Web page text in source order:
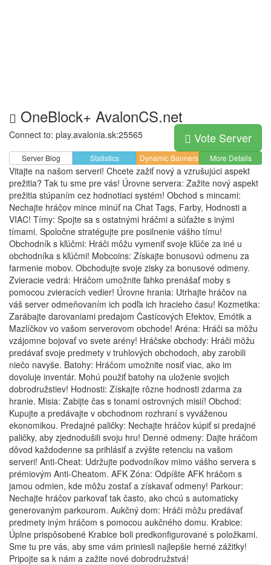
OneBlock+ AvalonCS.net
Vote Server
Connect to: play.avalonia.sk:25565
Server Blog Statistics Dynamic Banners More Details
Vitajte na našom serveri! Chcete zažiť nový a vzrušujúci aspekt
prežitia? Tak tu sme pre vás! Úrovne servera: Zažite nový aspekt
prežitia stúpaním cez hodnotiaci systém! Obchod s mincami:
Nechajte hráčov mince minúť na Chat Tags, Farby, Hodnosti a
VIAC! Tímy: Spojte sa s ostatnými hráčmi a súťažte s inými
tímami. Spoločne stratégujte pre posilnenie vášho tímu!
Obchodník s kľúčmi: Hráči môžu vymeniť svoje kľúče za iné u
obchodníka s kľúčmi! Mobcoins: Získajte bonusovú odmenu za
farmenie mobov. Obchodujte svoje zisky za bonusové odmeny.
Zvieracie vedrá: Hráčom umožnite ľahko prenášať moby s
pomocou zvieracích vedier! Úrovne hrania: Utrhajte hráčov na
váš server odmeňovaním ich podľa ich hracieho času! Kozmetika:
Zarábajte darovaniami predajom Častícových Efektov, Emótik a
Mazlíčkov vo vašom serverovom obchode! Aréna: Hráči sa môžu
vzájomne bojovať vo svete arény! Hráčske obchody: Hráči môžu
predávať svoje predmety v truhlových obchodoch, aby zarobili
niečo navyše. Batohy: Hráčom umožnite nosiť viac, ako im
dovoluje inventár. Mohú použiť batohy na uloženie svojich
dobrodružstiev! Hodnosti: Získajte rôzne hodnosti zdarma za
hranie. Misia: Zabijte čas s tonami ostrovných misií! Obchod:
Kupujte a predávajte v obchodnom rozhraní s vyváženou
ekonomikou. Predajné paličky: Nechajte hráčov kúpiť si predajné
paličky, aby zjednodušili svoju hru! Denné odmeny: Dajte hráčom
dôvod každodenne sa prihlásiť a zvýšte retenciu na vašom
serveri! Anti-Cheat: Udržujte podvodníkov mimo vášho servera s
prémiovým Anti-Cheatom. AFK Zóna: Odpíšte AFK hráčom s
jamou odmien, kde môžu zostať a získavať odmeny! Parkour:
Nechajte hráčov parkovať tak často, ako chcú s automaticky
generovaným parkourom. Aukčný dom: Hráči môžu predávať
predmety iným hráčom s pomocou aukčného domu. Krabice:
Úplne prispôsobené Krabice boli predkonfigurované s položkami.
Sme tu pre vás, aby sme vám priniesli najlepšie herné zážitky!
Pripojte sa k nám a zažite nové dobrodružstvá!